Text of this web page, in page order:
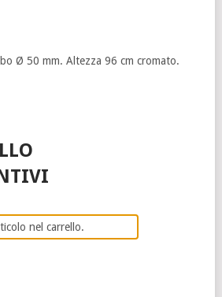
Ø 50 mm. Altezza 96 cm cromato.
nel carrello.